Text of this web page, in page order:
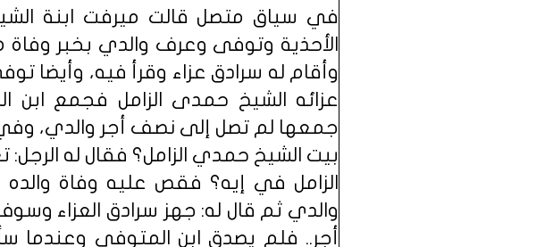
في سياق متصل قالت ميرفت ابنة
الأحذية وتوفى وعرف والدي بخبر وفاة
وأقام له سرادق عزاء وقرأ فيه، وأيضا
عزائه الشيخ حمدى الزامل فجمع ابن
جمعها لم تصل إلى نصف أجر والدي، وفي
بيت الشيخ حمدي الزامل؟ فقال له
الزامل في إيه؟ فقص عليه وفاة
والدي ثم قال له: جهز سرادق العزاء
أجر.. فلم يصدق ابن المتوفى وعندما